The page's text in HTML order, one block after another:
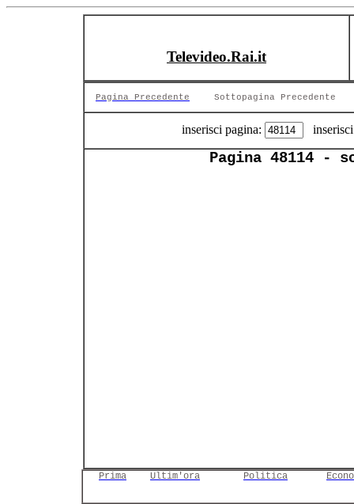
Televideo.Rai.it
Pagina Precedente Sottopagina Precedente
inserisci pagina:
Pagina 48114 -
Prima Ultim'ora Politica